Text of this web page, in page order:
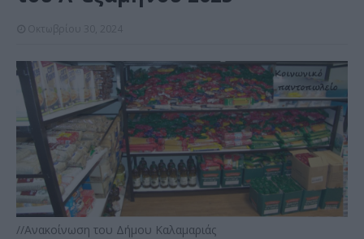
//Ανακοίνωση του Δήμου Καλαμαριάς